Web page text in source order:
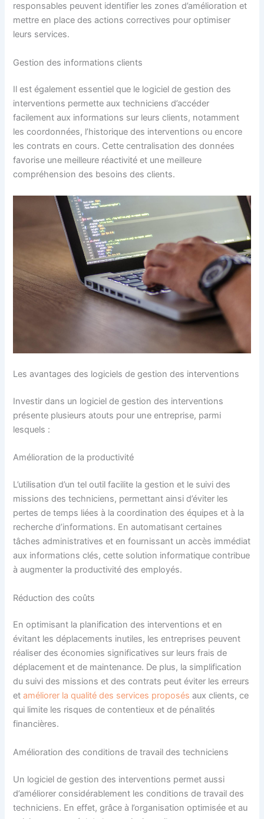
responsables peuvent identifier les zones d’amélioration et
mettre en place des actions correctives pour optimiser
leurs services.
Gestion des informations clients
Il est également essentiel que le logiciel de gestion des
interventions permette aux techniciens d’accéder
facilement aux informations sur leurs clients, notamment
les coordonnées, l’historique des interventions ou encore
les contrats en cours. Cette centralisation des données
favorise une meilleure réactivité et une meilleure
compréhension des besoins des clients.
Les avantages des logiciels de gestion des interventions
Investir dans un logiciel de gestion des interventions
présente plusieurs atouts pour une entreprise, parmi
lesquels :
Amélioration de la productivité
L’utilisation d’un tel outil facilite la gestion et le suivi des
missions des techniciens, permettant ainsi d’éviter les
pertes de temps liées à la coordination des équipes et à la
recherche d’informations. En automatisant certaines
tâches administratives et en fournissant un accès immédiat
aux informations clés, cette solution informatique contribue
à augmenter la productivité des employés.
Réduction des coûts
En optimisant la planification des interventions et en
évitant les déplacements inutiles, les entreprises peuvent
réaliser des économies significatives sur leurs frais de
déplacement et de maintenance. De plus, la simplification
du suivi des missions et des contrats peut éviter les erreurs
etaméliorer la qualité des services proposés aux clients, ce
qui limite les risques de contentieux et de pénalités
financières.
Amélioration des conditions de travail des techniciens
Un logiciel de gestion des interventions permet aussi
d’améliorer considérablement les conditions de travail des
techniciens. En effet, grâce à l’organisation optimisée et au